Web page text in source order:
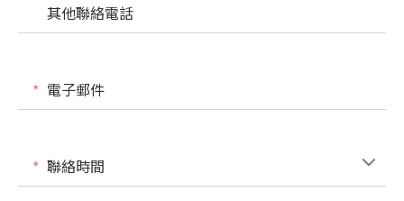
其他聯絡電話
電子郵件
聯絡時間